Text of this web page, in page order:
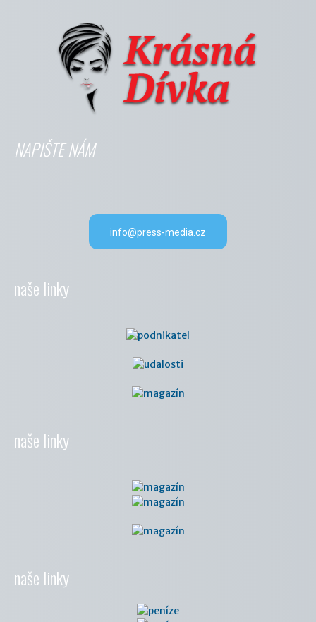
NAPIŠTE NÁM
info@press-media.cz
naše linky
naše linky
naše linky